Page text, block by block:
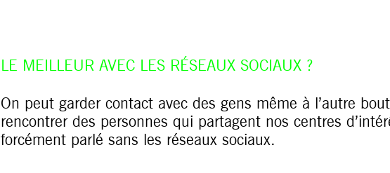
LE MEILLEUR AVEC LES RÉSEAUX SOCIAUX ?
On peut garder contact avec des gens même à l’autre
rencontrer des personnes qui partagent nos centres
forcément parlé sans les réseaux sociaux.